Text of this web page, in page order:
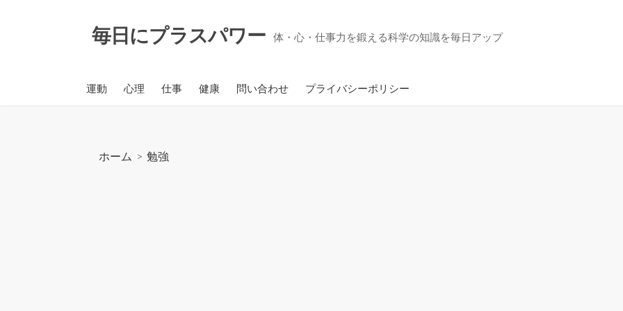
毎日にプラスパワー 体・心・仕事力を鍛える科学の知識を毎日アップ
運動 心理 仕事 健康 問い合わせ プライバシーポリシー
ホーム > 勉強